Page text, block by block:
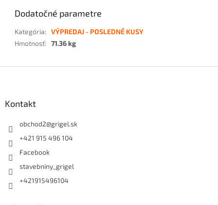
Dodatočné parametre
Kategória: VÝPREDAJ - POSLEDNÉ KUSY
Hmotnosť: 71.36 kg
Kontakt
obchod2@grigel.sk
+421 915 496 104
Facebook
stavebniny_grigel
+421915496104